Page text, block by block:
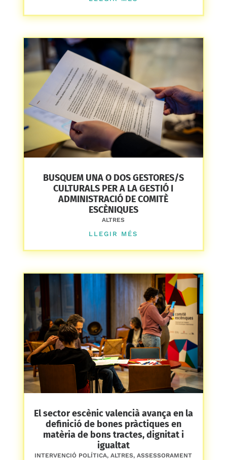
BUSQUEM UNA O DOS GESTORES/S
CULTURALS PER A LA GESTIÓ I
ADMINISTRACIÓ DE COMITÈ
ESCÈNIQUES
ALTRES
LLEGIR MÉS
El sector escènic valencià avança en la
definició de bones pràctiques en
matèria de bons tractes, dignitat i
igualtat
INTERVENCIÓ POLÍTICA,ALTRES,ASSESSORAMENT